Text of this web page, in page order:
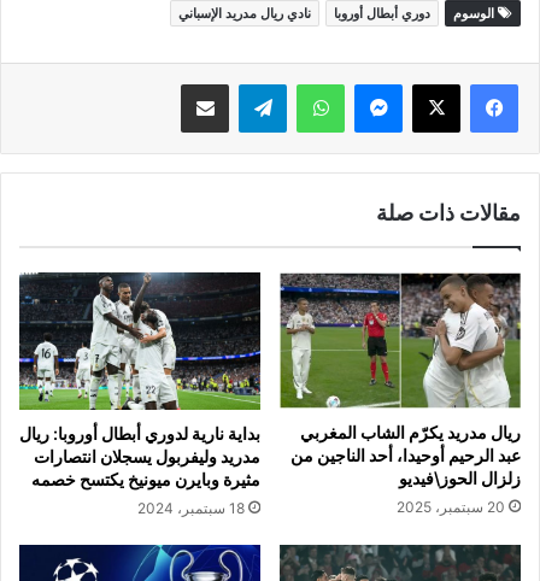
الوسوم دوري أبطال أوروبا نادي ريال مدريد الإسباني
واتساب تيلقرام
مقالات ذات صلة
ريال مدريد يكرّم الشاب المغربي
عبد الرحيم أوحيدا، أحد الناجين من
زلزال الحوز\فيديو
20 سبتمبر، 2025
بداية نارية لدوري أبطال أوروبا: ريال
مدريد وليفربول يسجلان انتصارات
مثيرة وبايرن ميونيخ يكتسح خصمه
18 سبتمبر، 2024